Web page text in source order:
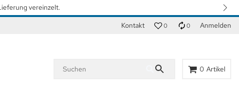
Vielen Dank für Ihr Verständnis.
Kontakt 0 0 Anmelden
0 Artikel